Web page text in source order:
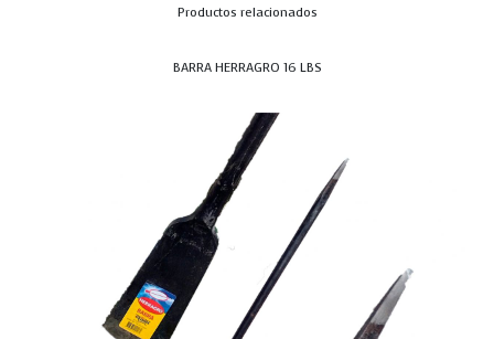
Productos relacionados
BARRA HERRAGRO 16 LBS